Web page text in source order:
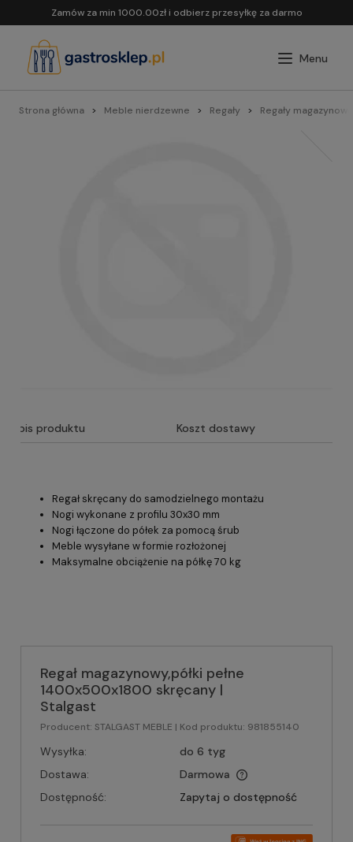
Zamów za min 1000.00zł i odbierz przesyłkę za darmo
Strona główna Meble nierdzewne Regały Regały
Opis produktu Koszt dostawy
Regał skręcany do samodzielnego montażu
Nogi wykonane z profilu 30x30 mm
Nogi łączone do półek za pomocą śrub
Meble wysyłane w formie rozłożonej
Maksymalne obciążenie na półkę 70 kg
Regał magazynowy,półki pełne
1400x500x1800 skręcany |
Stalgast
Producent: STALGAST MEBLE | Kod produktu: 981855140
Wysyłka:
do 6 tyg
Dostawa:
Darmowa
Dostępność:
Zapytaj o dostępność